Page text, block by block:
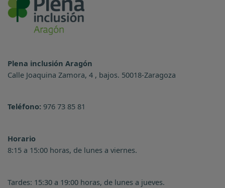
Plena inclusión Aragón
Calle Joaquina Zamora, 4 , bajos. 50018-Zaragoza
Teléfono: 976 73 85 81
Horario
8:15 a 15:00 horas, de lunes a viernes.
Tardes: 15:30 a 19:00 horas, de lunes a jueves.